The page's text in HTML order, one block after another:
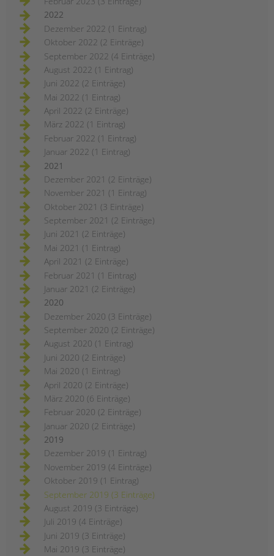
2022
Dezember 2022 (1 Eintrag)
Oktober 2022 (2 Einträge)
September 2022 (4 Einträge)
August 2022 (1 Eintrag)
Juni 2022 (2 Einträge)
Mai 2022 (1 Eintrag)
April 2022 (2 Einträge)
März 2022 (1 Eintrag)
Februar 2022 (1 Eintrag)
Januar 2022 (1 Eintrag)
2021
Dezember 2021 (2 Einträge)
November 2021 (1 Eintrag)
Oktober 2021 (3 Einträge)
September 2021 (2 Einträge)
Juni 2021 (2 Einträge)
Mai 2021 (1 Eintrag)
April 2021 (2 Einträge)
Februar 2021 (1 Eintrag)
Januar 2021 (2 Einträge)
2020
Dezember 2020 (3 Einträge)
September 2020 (2 Einträge)
August 2020 (1 Eintrag)
Juni 2020 (2 Einträge)
Mai 2020 (1 Eintrag)
April 2020 (2 Einträge)
März 2020 (6 Einträge)
Februar 2020 (2 Einträge)
Januar 2020 (2 Einträge)
2019
Dezember 2019 (1 Eintrag)
November 2019 (4 Einträge)
Oktober 2019 (1 Eintrag)
September 2019 (3 Einträge)
August 2019 (3 Einträge)
Juli 2019 (4 Einträge)
Juni 2019 (3 Einträge)
Mai 2019 (3 Einträge)